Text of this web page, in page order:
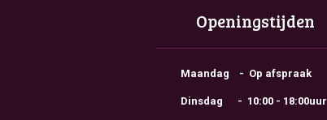
Openingstijden
Maandag - Op afspraak
Dinsdag - 10:00 - 18:00uur